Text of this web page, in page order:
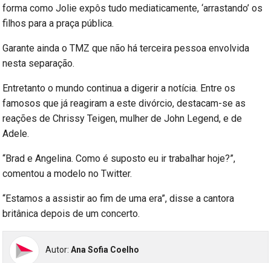
forma como Jolie expôs tudo mediaticamente, ‘arrastando’ os
filhos para a praça pública.
Garante ainda o TMZ que não há terceira pessoa envolvida
nesta separação.
Entretanto o mundo continua a digerir a notícia. Entre os
famosos que já reagiram a este divórcio, destacam-se as
reações de Chrissy Teigen, mulher de John Legend, e de
Adele.
“Brad e Angelina. Como é suposto eu ir trabalhar hoje?”,
comentou a modelo no Twitter.
“Estamos a assistir ao fim de uma era”, disse a cantora
britânica depois de um concerto.
Autor:Ana Sofia Coelho